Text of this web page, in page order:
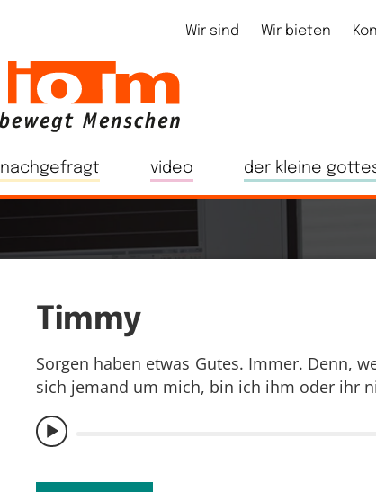
Wir sind Wir bieten
nachgefragt video der kleine
Timmy
Sorgen haben etwas Gutes. Immer. Denn,
sich jemand um mich, bin ich ihm oder ihr